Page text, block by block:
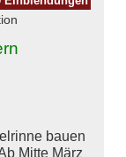
bauen
Mitte März